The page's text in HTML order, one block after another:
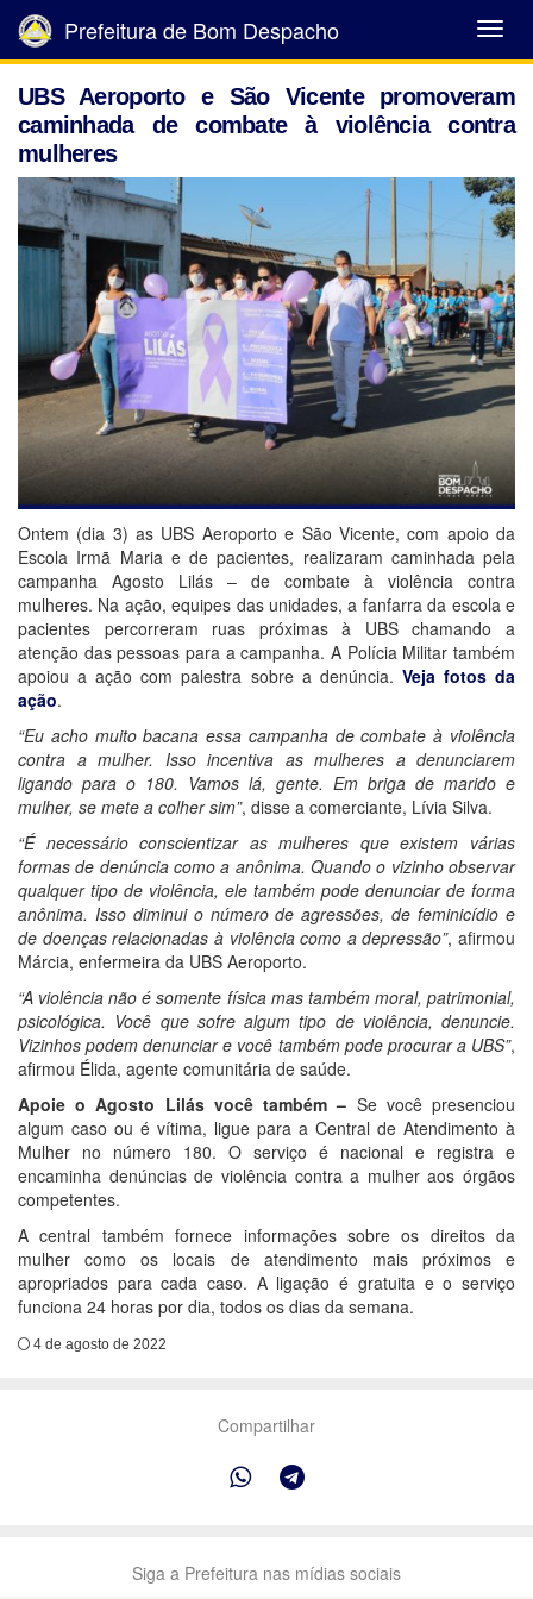
Abrir
Menu
Prefeitura de Bom Despacho
UBS Aeroporto e São Vicente promoveram
caminhada de combate à violência contra
mulheres
Ontem (dia 3) as UBS Aeroporto e São Vicente, com apoio da
Escola Irmã Maria e de pacientes, realizaram caminhada pela
campanha Agosto Lilás – de combate à violência contra
mulheres. Na ação, equipes das unidades, a fanfarra da escola e
pacientes percorreram ruas próximas à UBS chamando a
atenção das pessoas para a campanha. A Polícia Militar também
apoiou a ação com palestra sobre a denúncia. Veja fotos da
ação.
“Eu acho muito bacana essa campanha de combate à violência
contra a mulher. Isso incentiva as mulheres a denunciarem
ligando para o 180. Vamos lá, gente. Em briga de marido e
mulher, se mete a colher sim”, disse a comerciante, Lívia Silva.
“É necessário conscientizar as mulheres que existem várias
formas de denúncia como a anônima. Quando o vizinho observar
qualquer tipo de violência, ele também pode denunciar de forma
anônima. Isso diminui o número de agressões, de feminicídio e
de doenças relacionadas à violência como a depressão”, afirmou
Márcia, enfermeira da UBS Aeroporto.
“A violência não é somente física mas também moral, patrimonial,
psicológica. Você que sofre algum tipo de violência, denuncie.
Vizinhos podem denunciar e você também pode procurar a UBS”,
afirmou Élida, agente comunitária de saúde.
Apoie o Agosto Lilás você também – Se você presenciou
algum caso ou é vítima, ligue para a Central de Atendimento à
Mulher no número 180. O serviço é nacional e registra e
encaminha denúncias de violência contra a mulher aos órgãos
competentes.
A central também fornece informações sobre os direitos da
mulher como os locais de atendimento mais próximos e
apropriados para cada caso. A ligação é gratuita e o serviço
funciona 24 horas por dia, todos os dias da semana.
4 de agosto de 2022
Compartilhar
Siga a Prefeitura nas mídias sociais